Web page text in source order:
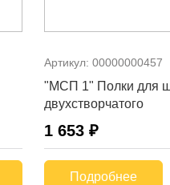
Артикул: 00000000457
"МСП 1" Полки для
двухстворчатого
1 653 ₽
Подробнее